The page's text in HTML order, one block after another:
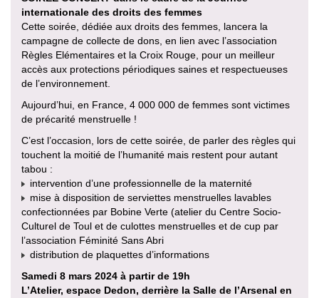
internationale des droits des femmes
Cette soirée, dédiée aux droits des femmes, lancera la
campagne de collecte de dons, en lien avec l’association
Règles Elémentaires et la Croix Rouge, pour un meilleur
accès aux protections périodiques saines et respectueuses
de l’environnement.
Aujourd’hui, en France, 4 000 000 de femmes sont victimes
de précarité menstruelle !
C’est l’occasion, lors de cette soirée, de parler des règles qui
touchent la moitié de l’humanité mais restent pour autant
tabou :
intervention d’une professionnelle de la maternité
mise à disposition de serviettes menstruelles lavables
confectionnées par Bobine Verte (atelier du Centre Socio-
Culturel de Toul et de culottes menstruelles et de cup par
l’association Féminité Sans Abri
distribution de plaquettes d’informations
Samedi 8 mars 2024 à partir de 19h
L’Atelier, espace Dedon, derrière la Salle de l’Arsenal en